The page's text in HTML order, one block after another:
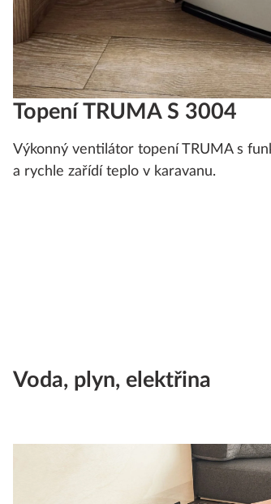
Topení TRUMA S 3004
Výkonný ventilátor topení TRUMA s
a rychle zařídí teplo v karavanu.
Voda, plyn, elektřina